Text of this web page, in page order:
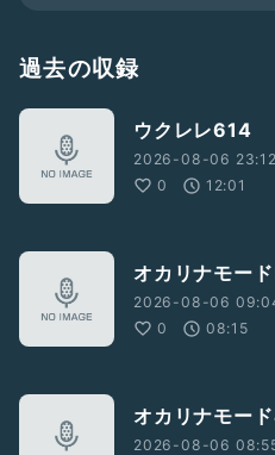
過去の収録
ウクレレ614
2026-08-06
0
12:01
オカリナモー
2026-08-06
0
08:15
オカリナモー
2026-08-06